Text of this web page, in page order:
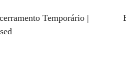
Temporário |